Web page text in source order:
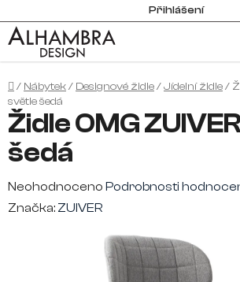
na
obsah
Přihlášení
Domů
/ Nábytek/ Designové židle/Jídelní židle/
světle šedá
Židle OMG
šedá
Průměrné
hodnocení
Neohodnoceno Podrobnosti
Značka: ZUIVER